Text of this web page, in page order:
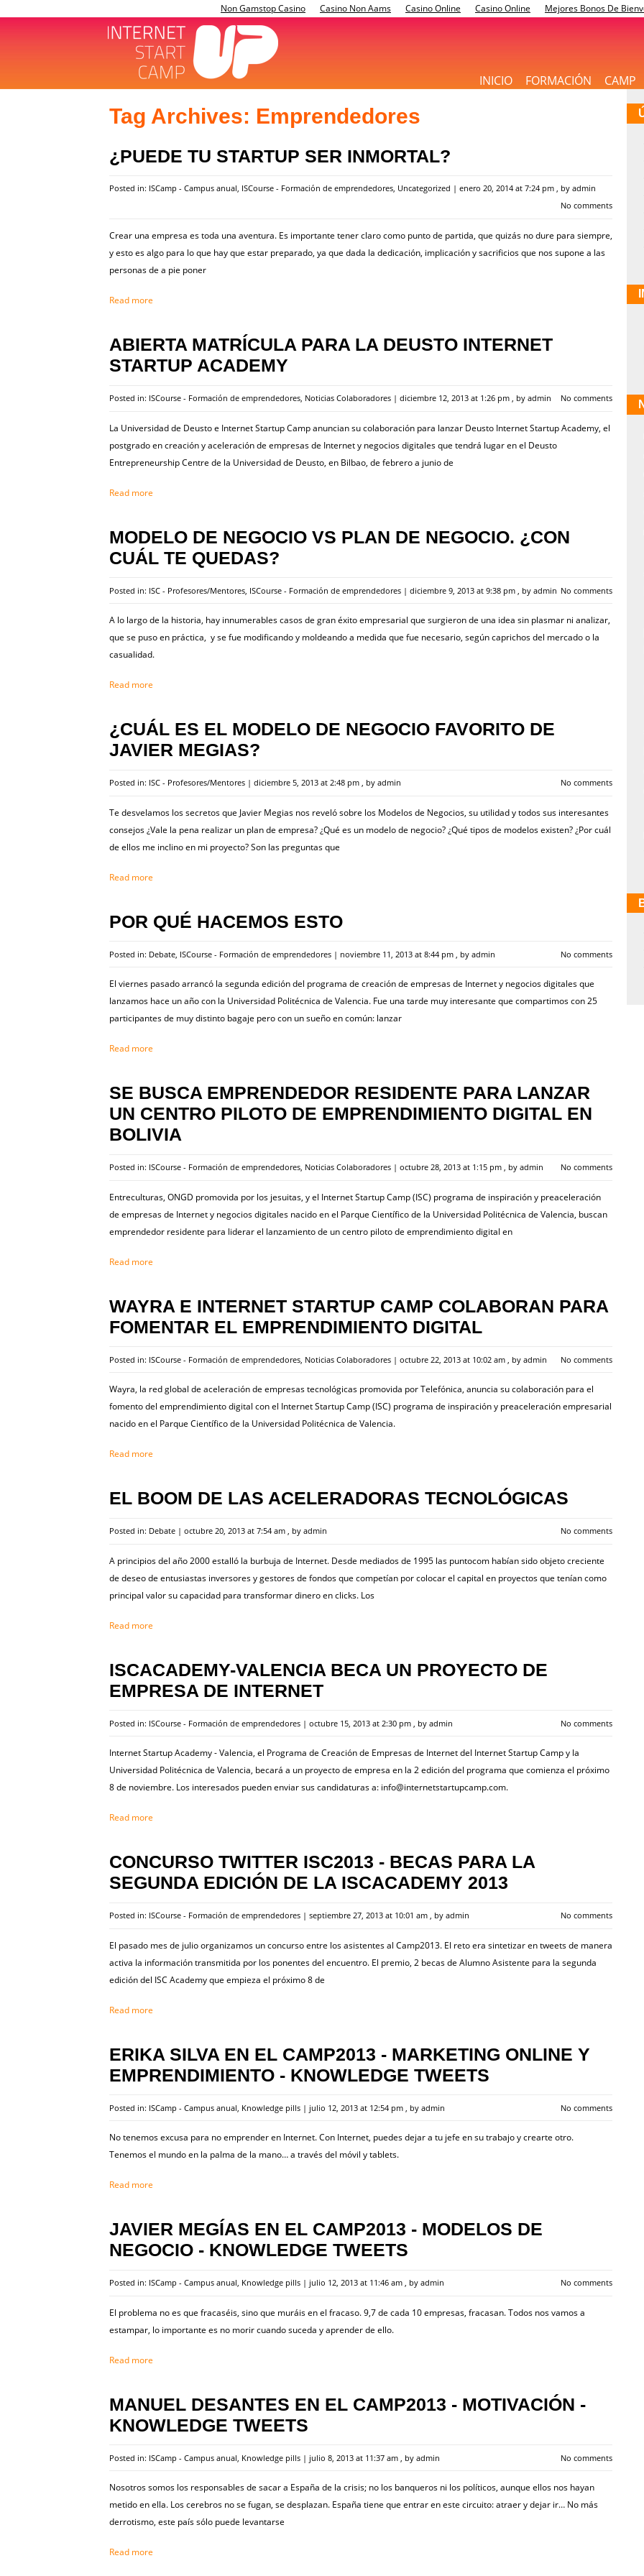
Non Gamstop Casino Casino Non Aams Casino Online Casino Online Mejores Bonos De
INICIO FORMACIÓN CAMP
Tag Archives: Emprendedores
¿PUEDE TU STARTUP SER INMORTAL?
Posted in: ISCamp - Campus anual, ISCourse - Formación de emprendedores, Uncategorized | enero 20, 2014 at 7:24 pm , by admin
No comments
Crear una empresa es toda una aventura. Es importante tener claro como punto de partida, que quizás no dure para siempre,
y esto es algo para lo que hay que estar preparado, ya que dada la dedicación, implicación y sacrificios que nos supone a las
personas de a pie poner
Read more
ABIERTA MATRÍCULA PARA LA DEUSTO INTERNET
STARTUP ACADEMY
Posted in: ISCourse - Formación de emprendedores, Noticias Colaboradores | diciembre 12, 2013 at 1:26 pm , by admin No comments
La Universidad de Deusto e Internet Startup Camp anuncian su colaboración para lanzar Deusto Internet Startup Academy, el
postgrado en creación y aceleración de empresas de Internet y negocios digitales que tendrá lugar en el Deusto
Entrepreneurship Centre de la Universidad de Deusto, en Bilbao, de febrero a junio de
Read more
MODELO DE NEGOCIO VS PLAN DE NEGOCIO. ¿CON
CUÁL TE QUEDAS?
Posted in: ISC - Profesores/Mentores ISCourse - Formación de emprendedores | diciembre 9, 2013 at 9:38 pm , by admin No comments
A lo largo de la historia, hay innumerables casos de gran éxito empresarial que surgieron de una idea sin plasmar ni analizar,
que se puso en práctica, y se fue modificando y moldeando a medida que fue necesario, según caprichos del mercado o la
casualidad.
Read more
¿CUÁL ES EL MODELO DE NEGOCIO FAVORITO DE
JAVIER MEGIAS?
Posted in: ISC - Profesores/Mentores | diciembre 5, 2013 at 2:48 pm , by admin No comments
Te desvelamos los secretos que Javier Megias nos reveló sobre los Modelos de Negocios, su utilidad y todos sus interesantes
consejos ¿Vale la pena realizar un plan de empresa? ¿Qué es un modelo de negocio? ¿Qué tipos de modelos existen? ¿Por cuál
de ellos me inclino en mi proyecto? Son las preguntas que
Read more
POR QUÉ HACEMOS ESTO
Posted in: Debate ISCourse - Formación de emprendedores | noviembre 11, 2013 at 8:44 pm , by admin No comments
El viernes pasado arrancó la segunda edición del programa de creación de empresas de Internet y negocios digitales que
lanzamos hace un año con la Universidad Politécnica de Valencia. Fue una tarde muy interesante que compartimos con 25
participantes de muy distinto bagaje pero con un sueño en común: lanzar
Read more
SE BUSCA EMPRENDEDOR RESIDENTE PARA LANZAR
UN CENTRO PILOTO DE EMPRENDIMIENTO DIGITAL EN
BOLIVIA
Posted in: ISCourse - Formación de emprendedores, Noticias Colaboradores | octubre 28, 2013 at 1:15 pm , by admin No comments
Entreculturas, ONGD promovida por los jesuitas, y el Internet Startup Camp (ISC) programa de inspiración y preaceleración
de empresas de Internet y negocios digitales nacido en el Parque Científico de la Universidad Politécnica de Valencia, buscan
emprendedor residente para liderar el lanzamiento de un centro piloto de emprendimiento digital en
Read more
WAYRA E INTERNET STARTUP CAMP COLABORAN PARA
FOMENTAR EL EMPRENDIMIENTO DIGITAL
Posted in: ISCourse - Formación de emprendedores Noticias Colaboradores | octubre 22, 2013 at 10:02 am , by admin No comments
Wayra, la red global de aceleración de empresas tecnológicas promovida por Telefónica, anuncia su colaboración para el
fomento del emprendimiento digital con el Internet Startup Camp (ISC) programa de inspiración y preaceleración empresarial
nacido en el Parque Científico de la Universidad Politécnica de Valencia.
Read more
EL BOOM DE LAS ACELERADORAS TECNOLÓGICAS
Posted in: Debate | octubre 20, 2013 at 7:54 am , by admin No comments
A principios del año 2000 estalló la burbuja de Internet. Desde mediados de 1995 las puntocom habían sido objeto creciente
de deseo de entusiastas inversores y gestores de fondos que competían por colocar el capital en proyectos que tenían como
principal valor su capacidad para transformar dinero en clicks. Los
Read more
ISCACADEMY-VALENCIA BECA UN PROYECTO DE
EMPRESA DE INTERNET
Posted in: ISCourse - Formación de emprendedores | octubre 15, 2013 at 2:30 pm , by admin No comments
Internet Startup Academy - Valencia, el Programa de Creación de Empresas de Internet del Internet Startup Camp y la
Universidad Politécnica de Valencia, becará a un proyecto de empresa en la 2 edición del programa que comienza el próximo
8 de noviembre. Los interesados pueden enviar sus candidaturas a: info@internetstartupcamp.com.
Read more
CONCURSO TWITTER ISC2013 - BECAS PARA LA
SEGUNDA EDICIÓN DE LA ISCACADEMY 2013
Posted in: ISCourse - Formación de emprendedores | septiembre 27, 2013 at 10:01 am , by admin No comments
El pasado mes de julio organizamos un concurso entre los asistentes al Camp2013. El reto era sintetizar en tweets de manera
activa la información transmitida por los ponentes del encuentro. El premio, 2 becas de Alumno Asistente para la segunda
edición del ISC Academy que empieza el próximo 8 de
Read more
ERIKA SILVA EN EL CAMP2013 - MARKETING ONLINE Y
EMPRENDIMIENTO - KNOWLEDGE TWEETS
Posted in: ISCamp - Campus anual Knowledge pills | julio 12, 2013 at 12:54 pm , by admin No comments
No tenemos excusa para no emprender en Internet. Con Internet, puedes dejar a tu jefe en su trabajo y crearte otro.
Tenemos el mundo en la palma de la mano… a través del móvil y tablets.
Read more
JAVIER MEGÍAS EN EL CAMP2013 - MODELOS DE
NEGOCIO - KNOWLEDGE TWEETS
Posted in: ISCamp - Campus anual, Knowledge pills | julio 12, 2013 at 11:46 am , by admin No comments
El problema no es que fracaséis, sino que muráis en el fracaso. 9,7 de cada 10 empresas, fracasan. Todos nos vamos a
estampar, lo importante es no morir cuando suceda y aprender de ello.
Read more
MANUEL DESANTES EN EL CAMP2013 - MOTIVACIÓN -
KNOWLEDGE TWEETS
Posted in: ISCamp - Campus anual Knowledge pills | julio 8, 2013 at 11:37 am , by admin No comments
Nosotros somos los responsables de sacar a España de la crisis; no los banqueros ni los políticos, aunque ellos nos hayan
metido en ella. Los cerebros no se fugan, se desplazan. España tiene que entrar en este circuito: atraer y dejar ir… No más
derrotismo, este país sólo puede levantarse
Read more